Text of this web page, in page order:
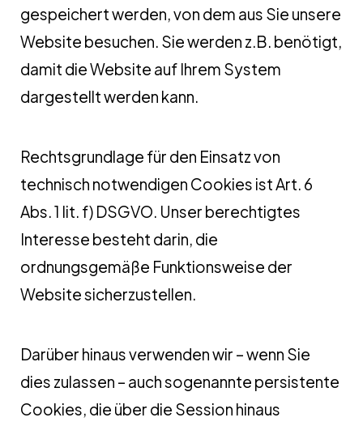
gespeichert werden, von dem aus Sie unsere
Website besuchen. Sie werden z.B. benötigt,
damit die Website auf Ihrem System
dargestellt werden kann.
Rechtsgrundlage für den Einsatz von
technisch notwendigen Cookies ist Art. 6
Abs. 1 lit. f) DSGVO. Unser berechtigtes
Interesse besteht darin, die
ordnungsgemäße Funktionsweise der
Website sicherzustellen.
Darüber hinaus verwenden wir – wenn Sie
dies zulassen – auch sogenannte persistente
Cookies, die über die Session hinaus